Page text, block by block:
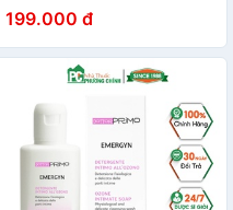
Vết Thâm Do Sẹo (Tuýp 10-
20ml)
199.000 đ